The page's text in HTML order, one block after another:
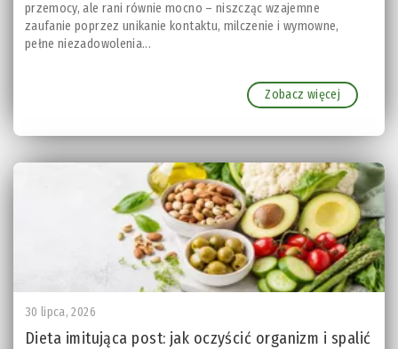
przemocy, ale rani równie mocno – niszcząc wzajemne
zaufanie poprzez unikanie kontaktu, milczenie i wymowne,
pełne niezadowolenia...
Zobacz więcej
30 lipca, 2026
Dieta imitująca post: jak oczyścić organizm i spalić